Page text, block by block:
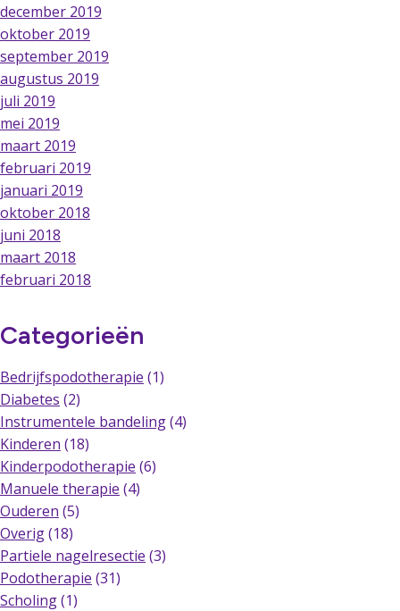
december 2019
oktober 2019
september 2019
augustus 2019
juli 2019
mei 2019
maart 2019
februari 2019
januari 2019
oktober 2018
juni 2018
maart 2018
februari 2018
Categorieën
Bedrijfspodotherapie (1)
Diabetes (2)
Instrumentele bandeling(4)
Kinderen (18)
Kinderpodotherapie (6)
Manuele therapie (4)
Ouderen (5)
Overig(18)
Partiele nagelresectie (3)
Podotherapie (31)
Scholing(1)